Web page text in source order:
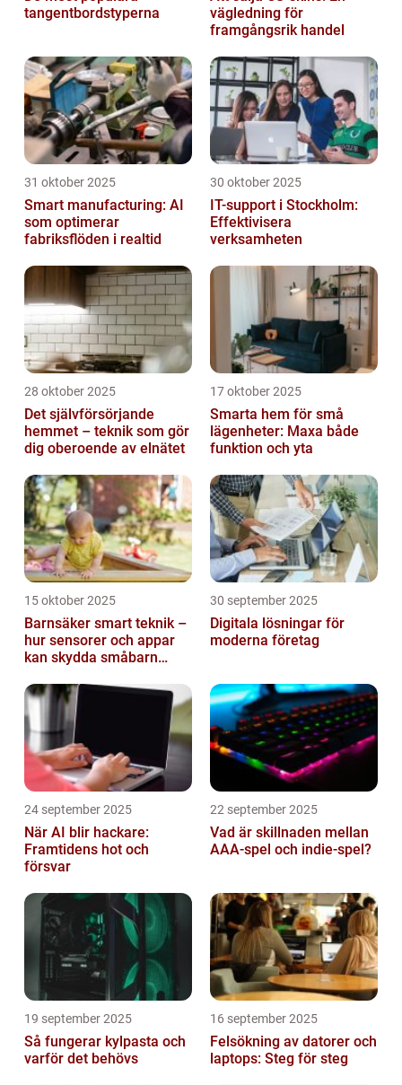
tangentbordstyperna
vägledning för
framgångsrik handel
31 oktober 2025
Smart manufacturing: AI
som optimerar
fabriksflöden i realtid
30 oktober 2025
IT-support i Stockholm:
Effektivisera
verksamheten
28 oktober 2025
Det självförsörjande
hemmet – teknik som gör
dig oberoende av elnätet
17 oktober 2025
Smarta hem för små
lägenheter: Maxa både
funktion och yta
15 oktober 2025
Barnsäker smart teknik –
hur sensorer och appar
kan skydda småbarn
30 september 2025
Digitala lösningar för
moderna företag
24 september 2025
När AI blir hackare:
Framtidens hot och
försvar
22 september 2025
Vad är skillnaden mellan
AAA-spel och indie-spel?
19 september 2025
Så fungerar kylpasta och
varför det behövs
16 september 2025
Felsökning av datorer och
laptops: Steg för steg